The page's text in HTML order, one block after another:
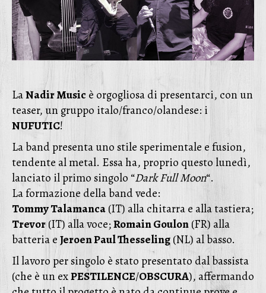
LaNadir Music è orgogliosa di presentarci, con un
teaser, un gruppo italo/franco/olandese: i
NUFUTIC!
La band presenta uno stile sperimentale e fusion,
tendente al metal. Essa ha, proprio questo lunedì,
lanciato il primo singolo “Dark Full Moon“.
La formazione della band vede:
Tommy Talamanca(IT) alla chitarra e alla tastiera;
Trevor(IT) alla voce;Romain Goulon(FR) alla
batteria eJeroen Paul Thesseling(NL) al basso.
Il lavoro per singolo è stato presentato dal bassista
(che è un exPESTILENCE/OBSCURA), affermando